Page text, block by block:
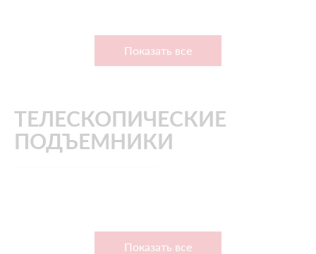
Показать все
ТЕЛЕСКОПИЧЕСКИЕ
ПОДЪЕМНИКИ
Показать все